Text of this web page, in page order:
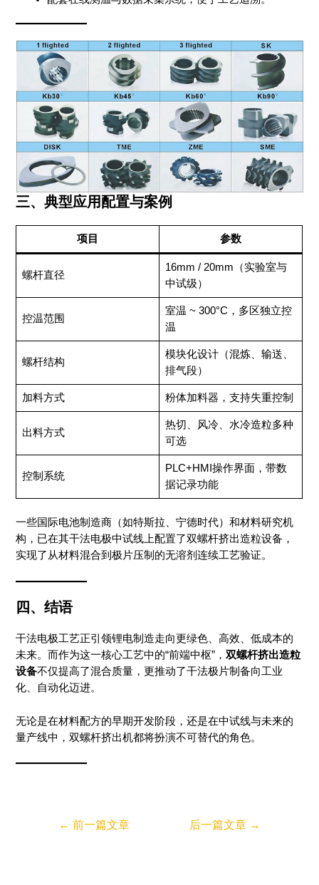
三、典型应用配置与案例
项目 参数
螺杆直径
16mm / 20mm（实验室与
中试级）
控温范围
室温 ~ 300°C，多区独立控
温
螺杆结构
模块化设计（混炼、输送、
排气段）
加料方式 粉体加料器，支持失重控制
出料方式
热切、风冷、水冷造粒多种
可选
控制系统
PLC+HMI操作界面，带数
据记录功能
一些国际电池制造商（如特斯拉、宁德时代）和材料研究机
构，已在其干法电极中试线上配置了双螺杆挤出造粒设备，
实现了从材料混合到极片压制的无溶剂连续工艺验证。
四、结语
干法电极工艺正引领锂电制造走向更绿色、高效、低成本的
未来。而作为这一核心工艺中的“前端中枢”，双螺杆挤出造粒
设备不仅提高了混合质量，更推动了干法极片制备向工业
化、自动化迈进。
无论是在材料配方的早期开发阶段，还是在中试线与未来的
量产线中，双螺杆挤出机都将扮演不可替代的角色。
← 前一篇文章 后一篇文章 →